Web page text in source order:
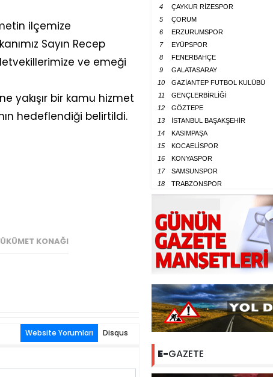
ilçemize
Sayın Recep
ve emeği
yakışır bir kamu hizmet
hedeflendiği belirtildi.
KONAĞI
Website Yorumları Disqus
4
ÇAYKUR RİZESPOR
5
ÇORUM
6
ERZURUMSPOR
7
EYÜPSPOR
8
FENERBAHÇE
9
GALATASARAY
10
GAZİANTEP FUTBOL KULÜBÜ
11
GENÇLERBİRLİĞİ
12
GÖZTEPE
13
İSTANBUL BAŞAKŞEHİR
14
KASIMPAŞA
15
KOCAELİSPOR
16
KONYASPOR
17
SAMSUNSPOR
18
TRABZONSPOR
E-GAZETE